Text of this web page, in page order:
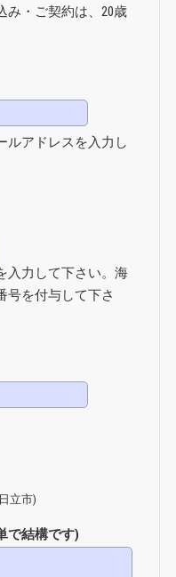
み・ご契約は、20歳
ルアドレスを入力し
入力して下さい。海
号を付与して下さ
立市)
で結構です)